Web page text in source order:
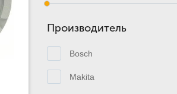
Производитель
Bosch
Makita